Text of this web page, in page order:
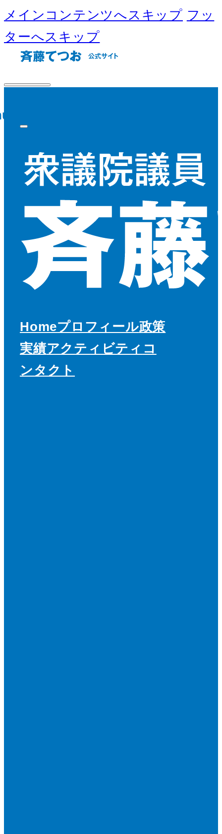
メインコンテンツへスキップ フッ
ターへスキップ
Homeプロフィール政策
実績アクティビティ コ
ンタクト